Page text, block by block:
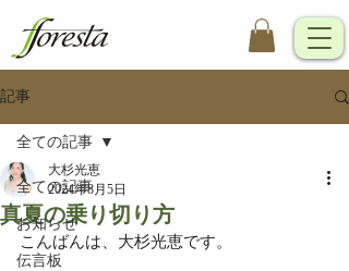
記事
全ての記事
お知らせ
伝言板
全ての記事
真夏の乗り切り方
大杉光恵
2024年8月5日
こんばんは、大杉光恵です。